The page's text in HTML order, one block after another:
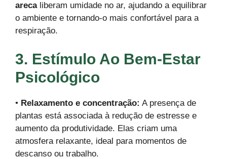
arecaliberam umidade no ar, ajudando a equilibrar
o ambiente e tornando-o mais confortável para a
respiração.
3. Estímulo Ao Bem-Estar
Psicológico
• Relaxamento e concentração: A presença de
plantas está associada à redução de estresse e
aumento da produtividade. Elas criam uma
atmosfera relaxante, ideal para momentos de
descanso ou trabalho.